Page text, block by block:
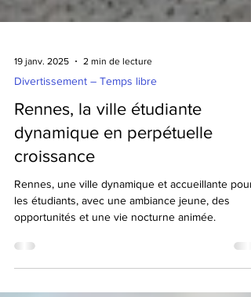
19 janv. 2025 2 min de lecture
Divertissement – Temps libre
Rennes, la ville étudiante
dynamique en perpétuelle
croissance
les étudiants, avec une ambiance jeune, des
opportunités et une vie nocturne animée.